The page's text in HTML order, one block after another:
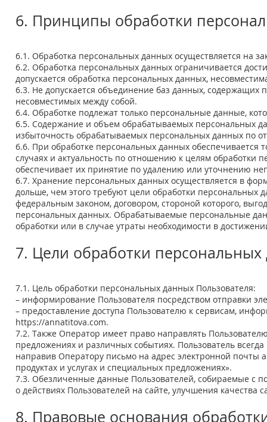
6. Принципы обработки
6.1. Обработка персональных данных осуществляется на
6.2. Обработка персональных данных ограничивается
допускается обработка персональных данных,
6.3. Не допускается объединение баз данных, содержащих
несовместимых между собой.
6.4. Обработке подлежат только персональные данные,
6.5. Содержание и объем обрабатываемых персональных
избыточность обрабатываемых персональных данных по
6.6. При обработке персональных данных обеспечивается
случаях и актуальность по отношению к целям
обеспечивает их принятие по удалению или уточнению
6.7. Хранение персональных данных осуществляется в
дольше, чем этого требуют цели обработки персональных
федеральным законом, договором, стороной которого,
персональных данных. Обрабатываемые персональные
обработки или в случае утраты необходимости в
7. Цели обработки
7.1. Цель обработки персональных данных Пользователя:
– информирование Пользователя посредством отправки
– предоставление доступа Пользователю к сервисам,
https://annatitova.com.
7.2. Также Оператор имеет право направлять
предложениях и различных событиях. Пользователь
направив Оператору письмо на адрес электронной почты
продуктах и услугах и специальных предложениях».
7.3. Обезличенные данные Пользователей, собираемые с
о действиях Пользователей на сайте, улучшения качества
8. Правовые основания